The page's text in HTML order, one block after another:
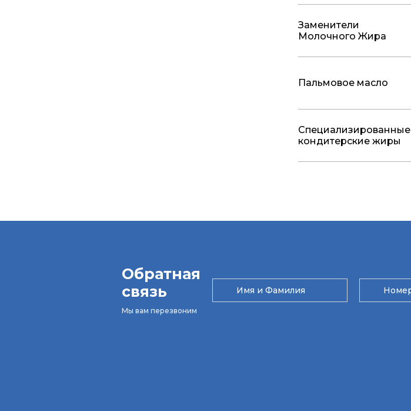
Заменители
Молочного Жира
Пальмовое масло
Специализированные
кондитерские жиры
Обратная
связь
Мы вам перезвоним